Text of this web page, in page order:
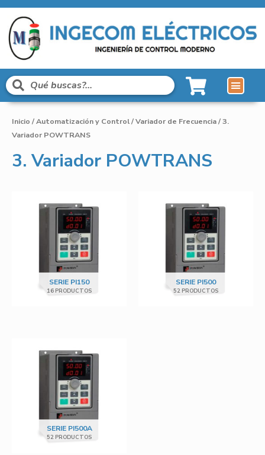
Inicio /Automatización y Control/Variador de Frecuencia/ 3.
Variador POWTRANS
3. Variador POWTRANS
SERIE PI150
16 PRODUCTOS
SERIE PI500
52 PRODUCTOS
SERIE PI500A
52 PRODUCTOS